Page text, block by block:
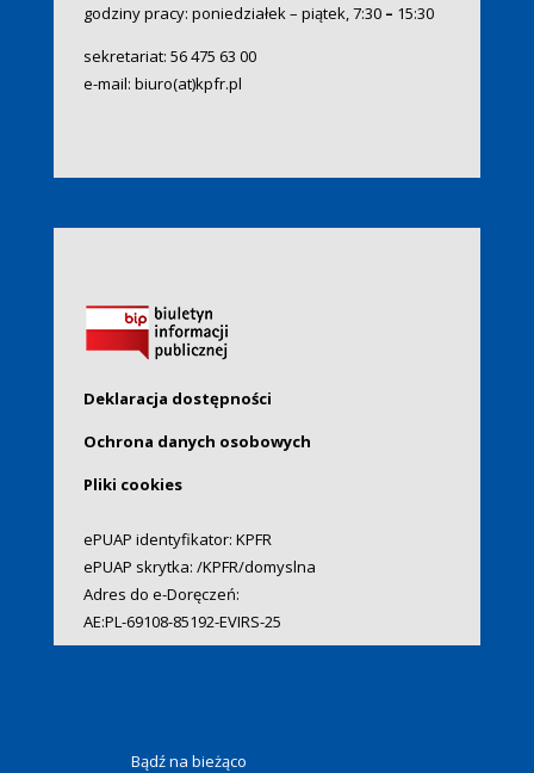
godziny pracy: poniedziałek – piątek, 7:30– 15:30
sekretariat: 56 475 63 00
e-mail: biuro(at)kpfr.pl
Deklaracja dostępności
Ochrona danych osobowych
Pliki cookies
ePUAP identyfikator: KPFR
ePUAP skrytka: /KPFR/domyslna
Adres do e-Doręczeń:
AE:PL-69108-85192-EVIRS-25
Bądź na bieżąco